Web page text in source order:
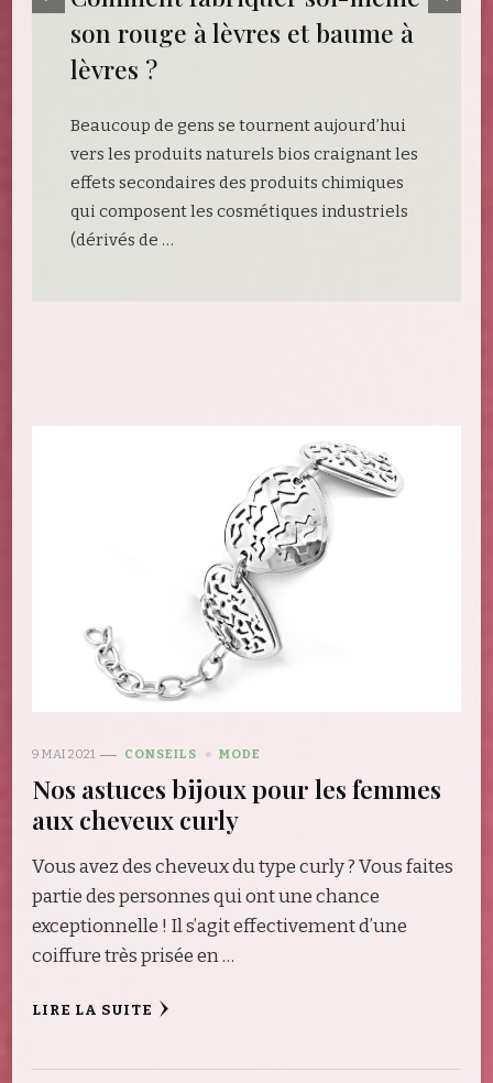
Faites des galons de dentelles
Ces dernières années le concept de DIY
rencontre une grande popularité auprès
des jeunes adultes. Les fans de mode
adeptes de DIY trouveront dans les …
9 MAI 2021 CONSEILS MODE
Nos astuces bijoux pour les femmes
aux cheveux curly
Vous avez des cheveux du type curly ? Vous faites
partie des personnes qui ont une chance
exceptionnelle ! Il s’agit effectivement d’une
coiffure très prisée en …
LIRE LA SUITE